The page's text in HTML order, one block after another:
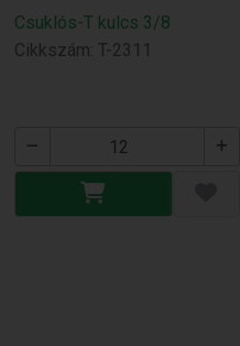
Csuklós-T kulcs 3/8
Cikkszám: T-2311